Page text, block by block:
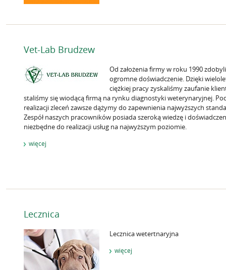
Vet-Lab Brudzew
Od założenia firmy w roku 1990
ogromne doświadczenie. Dzięki
ciężkiej pracy zyskaliśmy zaufanie
staliśmy się wiodącą firmą na rynku diagnostyki weterynaryjnej.
realizacji zleceń zawsze dążymy do zapewnienia najwyższych
Zespół naszych pracowników posiada szeroką wiedzę i
niezbędne do realizacji usług na najwyższym poziomie.
więcej
Lecznica
Lecznica wetertnaryjna
więcej